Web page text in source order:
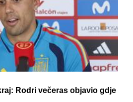
Rodri večeras objavio gdje